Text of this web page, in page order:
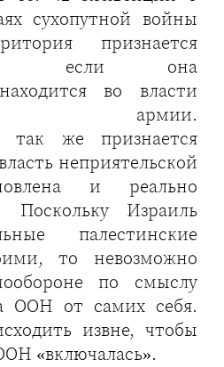
сухопутной войны
признается
если она
во власти
армии.
так же признается
неприятельской
и реально
Поскольку Израиль
палестинские
то невозможно
по смыслу
ООН от самих себя.
извне, чтобы
«включалась».